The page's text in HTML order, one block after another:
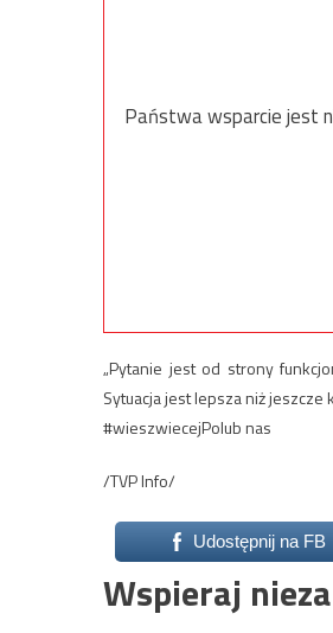
Państwa wsparcie jest
„Pytanie jest od strony
Sytuacja jest lepsza niż jeszcze
#wieszwiecejPolub nas
/TVP Info/
Udostępnij na FB
Wspieraj